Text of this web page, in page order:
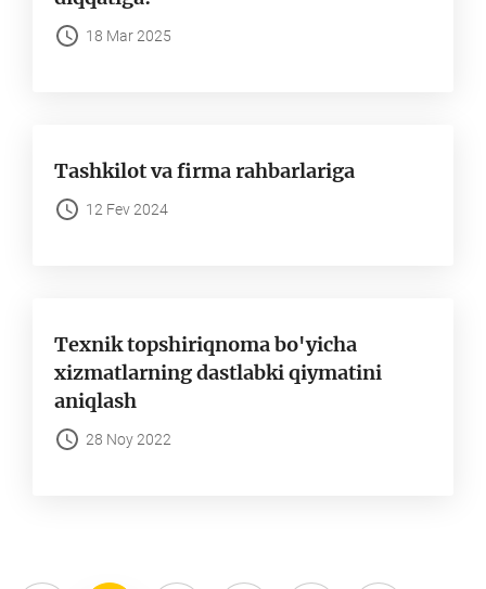
18 Mar 2025
Tashkilot va firma rahbarlariga
12 Fev 2024
Texnik topshiriqnoma bo'yicha
xizmatlarning dastlabki qiymatini
aniqlash
28 Noy 2022